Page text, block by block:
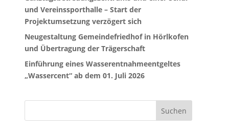
und Vereinssporthalle – Start der
Projektumsetzung verzögert sich
Neugestaltung Gemeindefriedhof in Hörlkofen
und Übertragung der Trägerschaft
Einführung eines Wasserentnahmeentgeltes
„Wassercent“ ab dem 01. Juli 2026